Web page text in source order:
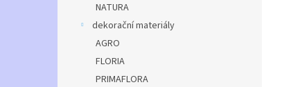
NATURA
dekorační materiály
AGRO
FLORIA
PRIMAFLORA